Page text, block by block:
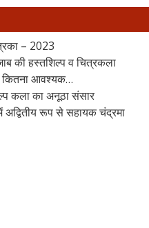
– 2023
की हस्तशिल्प व चित्रकला
कितना आवश्यक…
कला का अनूठा संसार
रूप से सहायक चंद्रमा